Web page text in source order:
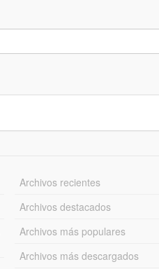
Archivos recientes
Archivos destacados
Archivos más populares
Archivos más descargados